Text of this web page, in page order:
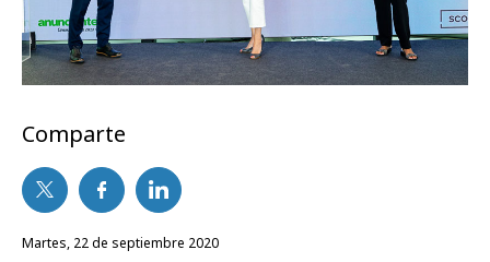
Comparte
martes, 22 de septiembre 2020